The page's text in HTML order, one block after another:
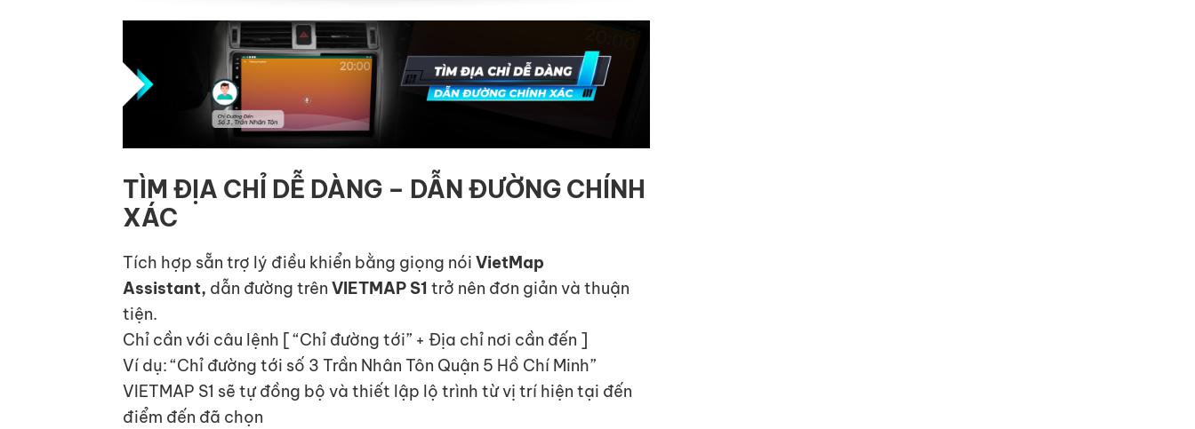
TÌM ĐỊA CHỈ DỄ DÀNG – DẪN ĐƯỜNG CHÍNH
XÁC
Tích hợp sẵn trợ lý điều khiển bằng giọng nói VietMap
Assistant, dẫn đường trên VIETMAP S1 trở nên đơn giản và thuận
tiện.
Chỉ cần với câu lệnh [ “Chỉ đường tới” + Địa chỉ nơi cần đến ]
Ví dụ: “Chỉ đường tới số 3 Trần Nhân Tôn Quận 5 Hồ Chí Minh”
VIETMAP S1 sẽ tự đồng bộ và thiết lập lộ trình từ vị trí hiện tại đến
điểm đến đã chọn